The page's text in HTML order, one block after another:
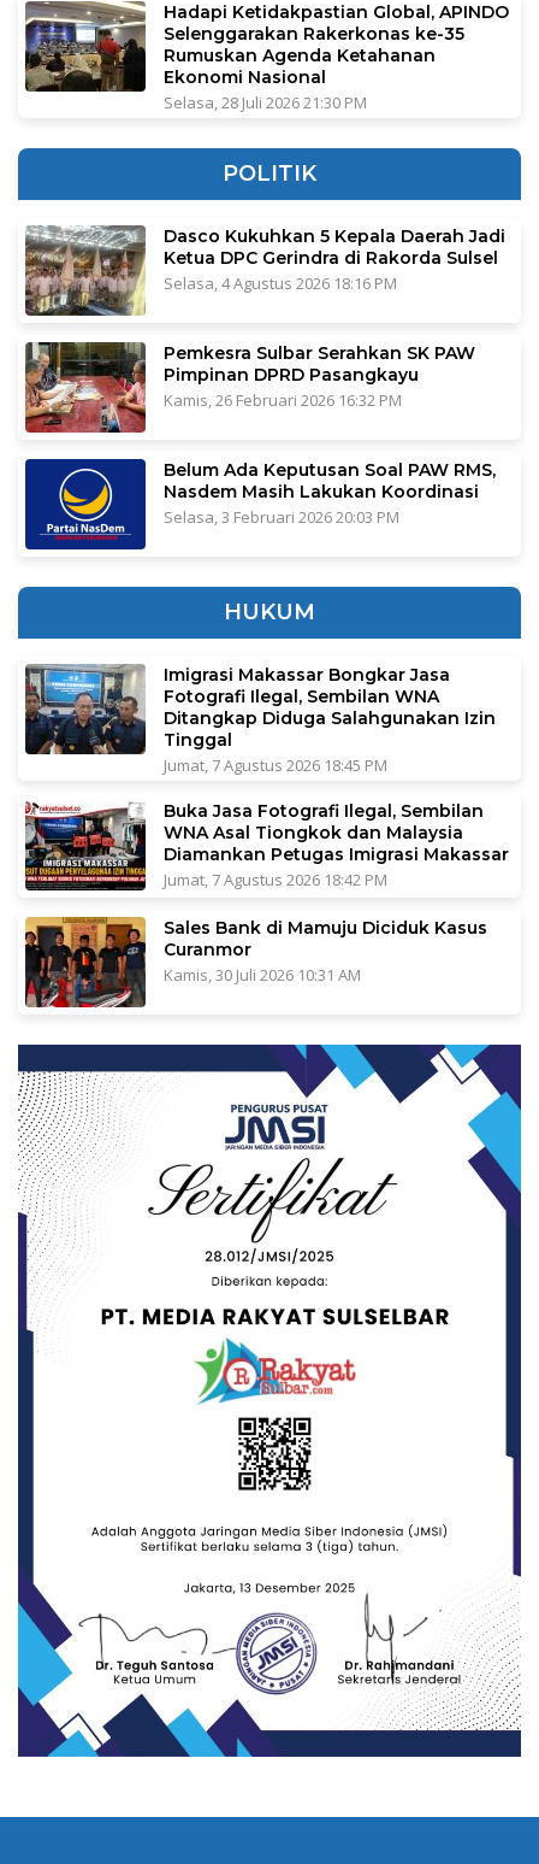
Hadapi Ketidakpastian Global, APINDO
Selenggarakan Rakerkonas ke-35
Rumuskan Agenda Ketahanan
Ekonomi Nasional
Selasa, 28 Juli 2026 21:30 PM
POLITIK
Dasco Kukuhkan 5 Kepala Daerah Jadi
Ketua DPC Gerindra di Rakorda Sulsel
Selasa, 4 Agustus 2026 18:16 PM
Pemkesra Sulbar Serahkan SK PAW
Pimpinan DPRD Pasangkayu
Kamis, 26 Februari 2026 16:32 PM
Belum Ada Keputusan Soal PAW RMS,
Nasdem Masih Lakukan Koordinasi
Selasa, 3 Februari 2026 20:03 PM
HUKUM
Imigrasi Makassar Bongkar Jasa
Fotografi Ilegal, Sembilan WNA
Ditangkap Diduga Salahgunakan Izin
Tinggal
Jumat, 7 Agustus 2026 18:45 PM
Buka Jasa Fotografi Ilegal, Sembilan
WNA Asal Tiongkok dan Malaysia
Diamankan Petugas Imigrasi Makassar
Jumat, 7 Agustus 2026 18:42 PM
Sales Bank di Mamuju Diciduk Kasus
Curanmor
Kamis, 30 Juli 2026 10:31 AM